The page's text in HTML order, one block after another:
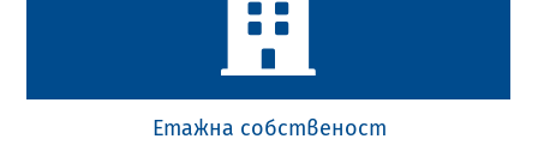
Етажна собственост